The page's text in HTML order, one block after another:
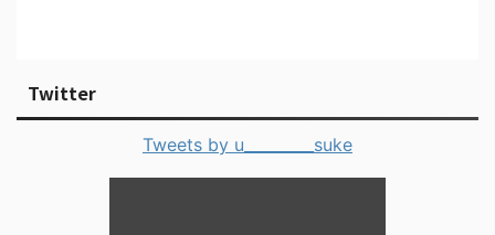
Twitter
Tweets by u_________suke